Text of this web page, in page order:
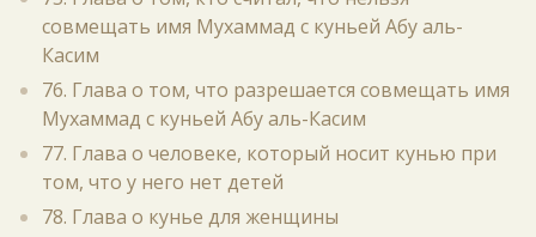
совмещать имя Мухаммад с куньей Абу аль-
Касим
76. Глава о том, что разрешается совмещать имя
Мухаммад с куньей Абу аль-Касим
77. Глава о человеке, который носит кунью при
том, что у него нет детей
78. Глава о кунье для женщины